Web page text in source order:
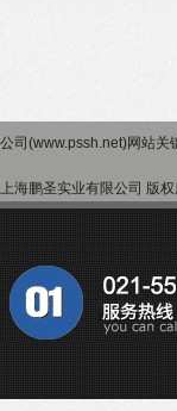
公司(www.pssh.net)网站关
上海鹏圣实业有限公司 版权